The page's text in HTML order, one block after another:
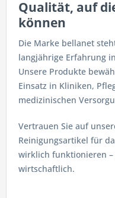
Qualität, auf
können
Die Marke bellanet
langjährige Erfahrung
Unsere Produkte
Einsatz in Kliniken,
medizinischen
Vertrauen Sie auf
Reinigungsartikel für
wirklich funktionieren
wirtschaftlich.